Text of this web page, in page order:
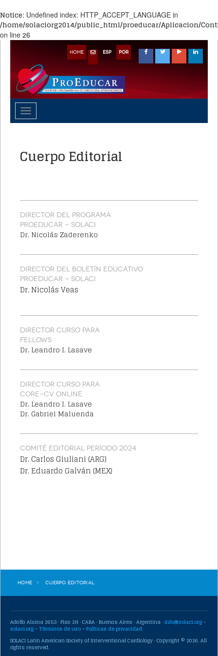
Notice: Undefined index: HTTP_ACCEPT_LANGUAGE in
/home/solaciorg2014/public_html/proeducar/Aplicacion/
on line 26
HOME ESP POR
Toggle
navigation
Cuerpo Editorial
DIRECTOR DEL PROGRAMA
PROEDUCAR - SOLACI
Dr. Nicolás Zaderenko
DIRECTOR DEL BOLETÍN EDUCATIVO
PROEDUCAR - SOLACI
Dr. Nicolás Veas
DIRECTOR CURSO PARA
FELLOWS
Dr. Leandro I. Lasave
DIRECTOR CURSO PARA
CORE-CV ONLINE
Dr. Leandro I. Lasave
Dr. Gabriel Maluenda
COMITÉ EDITORIAL PERÍODO 2024
Dr. Carlos Giuliani (ARG)
Dr. Eduardo Galván (MEX)
Home Cuerpo Editorial
Adolfo Alsina 2653 · Piso 2H · CABA · Buenos Aires · Argentina ·info@solaci.org-
solaci.org- Términos de uso- Políticas de privacidad
SOLACI Latin American Society of Interventional Cardiology · Copyright © 2026. All
rights reserved.